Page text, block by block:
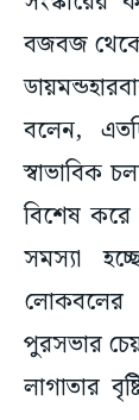
বজবজ থেকে
বলেন,
স্বাভাবিক
বিশেষ করে
সমস্যা
লোকবলের
পুরসভার
লাগাতার